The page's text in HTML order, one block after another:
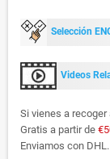
Selección
Videos
Si vienes a
Gratis a partir de
Enviamos con DHL.